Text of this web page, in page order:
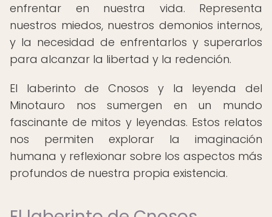
enfrentar en nuestra vida. Representa
nuestros miedos, nuestros demonios internos,
y la necesidad de enfrentarlos y superarlos
para alcanzar la libertad y la redención.
El laberinto de Cnosos y la leyenda del
Minotauro nos sumergen en un mundo
fascinante de mitos y leyendas. Estos relatos
nos permiten explorar la imaginación
humana y reflexionar sobre los aspectos más
profundos de nuestra propia existencia.